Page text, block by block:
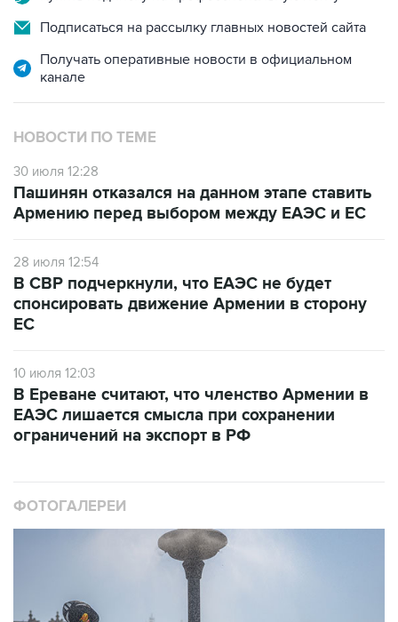
Получать оперативные новости в официальном
НОВОСТИ ПО ТЕМЕ
30 июля 12:28
Армению перед выбором между ЕАЭС и ЕС
28 июля 12:54
спонсировать движение Армении в сторону
ЕС
ЕАЭС лишается смысла при сохранении
ограничений на экспорт в РФ